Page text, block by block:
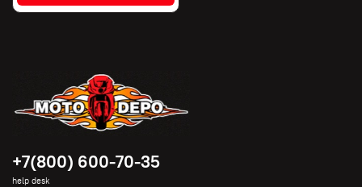
+7(800) 600-70-35
help desk